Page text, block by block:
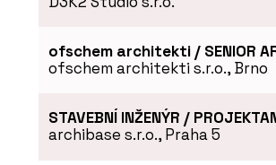
Pohovka Budapest
ofschem architekti / SENIOR
ofschem architekti s.r.o., Brno
STAVEBNÍ INŽENÝR /
archibase s.r.o., Praha 5